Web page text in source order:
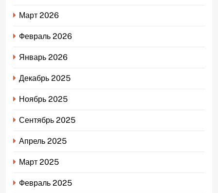
Март 2026
Февраль 2026
Январь 2026
Декабрь 2025
Ноябрь 2025
Сентябрь 2025
Апрель 2025
Март 2025
Февраль 2025